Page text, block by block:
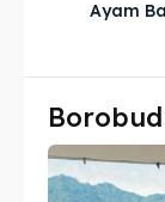
& Make a
Tempat
Tempat
& Make a
Tempat
Tempat
Ayam